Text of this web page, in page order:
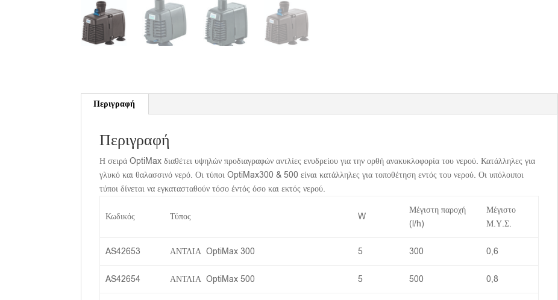
Περιγραφή
Περιγραφή
Η σειρά OptiMax διαθέτει υψηλών προδιαγραφών αντλίες ενυδρείου για την ορθή ανακυκλοφορία του νερού. Κατάλληλες για
γλυκό και θαλασσινό νερό. Οι τύποι OptiMax300 & 500 είναι κατάλληλες για τοποθέτηση εντός του νερού. Οι υπόλοιποι
τύποι δίνεται να εγκατασταθούν τόσο έντός όσο και εκτός νερού.
Κωδικός Τύπος W
Μέγιστη παροχή
(l/h)
Μέγιστο
Μ.Υ.Σ.
AS42653 ΑΝΤΛΙΑ OptiMax 300 5 300 0,6
AS42654 ΑΝΤΛΙΑ OptiMax 500 5 500 0,8